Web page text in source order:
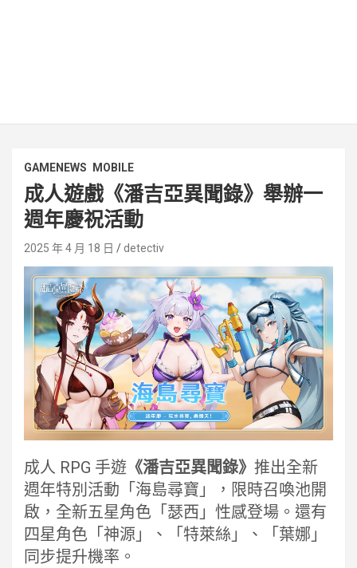
GAMENEWS MOBILE
成人遊戲《潘吉亞異聞錄》舉辦一
週年慶祝活動
2025 年 4 月 18 日 detectiv
成人 RPG 手遊 《潘吉亞異聞錄》 推出全新
週年特別活動「海島尋寶」，限時召喚池開
啟，全新五星角色「瑟西」性感登場。還有
四星角色「神源」、「特萊絲」、「葉娜」
同步提升機率。